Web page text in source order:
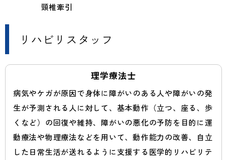
頸椎牽引
リハビリスタッフ
理学療法士
病気やケガが原因で身体に障がいのある人や障がいの発
生が予測される人に対して、基本動作（立つ、座る、歩
くなど）の回復や維持、障がいの悪化の予防を目的に運
動療法や物理療法などを用いて、動作能力の改善、自立
した日常生活が送れるように支援する医学的リハビリテ